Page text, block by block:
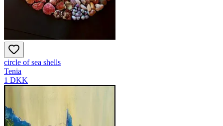
circle of sea shells
Tenia
1 DKK